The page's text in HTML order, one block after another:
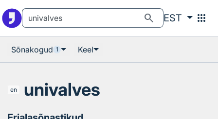
search EST apps
Sõnakogud 1 Keel
en univalves